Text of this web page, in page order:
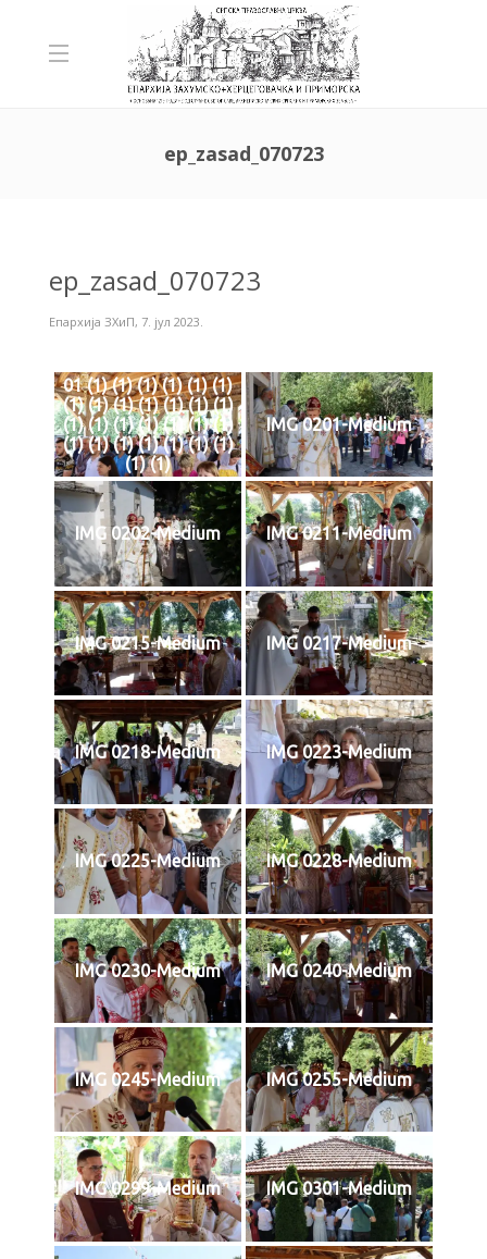
ep_zasad_070723
ep_zasad_070723
Епархија ЗХиП, 7. јул 2023.
01 (1) (1) (1) (1) (1) (1)
(1) (1) (1) (1) (1) (1) (1)
(1) (1) (1) (1) (1) (1) (1)
(1) (1) (1) (1) (1) (1) (1)
(1) (1)
IMG 0201-Medium
IMG 0202-Medium IMG 0211-Medium
IMG 0215-Medium IMG 0217-Medium
IMG 0218-Medium IMG 0223-Medium
IMG 0225-Medium IMG 0228-Medium
IMG 0230-Medium IMG 0240-Medium
IMG 0245-Medium IMG 0255-Medium
IMG 0299-Medium IMG 0301-Medium